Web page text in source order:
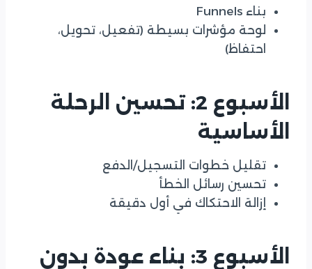
بناء Funnels
لوحة مؤشرات بسيطة (تفعيل، تحويل،
احتفاظ)
الأسبوع 2: تحسين الرحلة
الأساسية
تقليل خطوات التسجيل/الدفع
تحسين رسائل الخطأ
إزالة الاحتكاك في أول دقيقة
الأسبوع 3: بناء عودة بدون